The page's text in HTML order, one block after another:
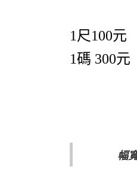
1尺100元
1碼 300元
幅